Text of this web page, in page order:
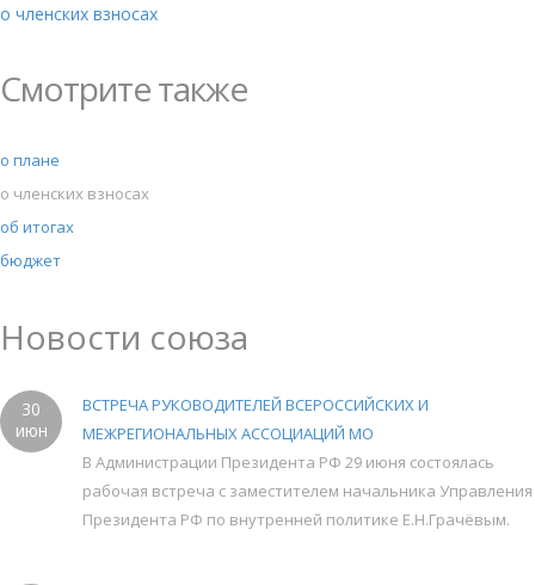
о членских взносах
Смотрите также
о плане
о членских взносах
об итогах
бюджет
Новости союза
30
июн
ВСТРЕЧА РУКОВОДИТЕЛЕЙ ВСЕРОССИЙСКИХ И
МЕЖРЕГИОНАЛЬНЫХ АССОЦИАЦИЙ МО
В Администрации Президента РФ 29 июня состоялась
рабочая встреча с заместителем начальника Управления
Президента РФ по внутренней политике Е.Н.Грачёвым.